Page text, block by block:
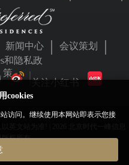
cookies
访问。继续使用本网站即表示您接
新闻中心
会议策划
和隐私政
策
关注小红书
英文站为准! | 2026 北京时代一峰信息
版权所有
网安备11010802031455号